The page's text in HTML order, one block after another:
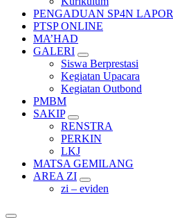
PENGADUAN SP4N LAPOR
PTSP ONLINE
MA’HAD
GALERI
Siswa Berprestasi
Kegiatan Upacara
Kegiatan Outbond
PMBM
SAKIP
RENSTRA
PERKIN
LKJ
MATSA GEMILANG
AREA ZI
zi – eviden